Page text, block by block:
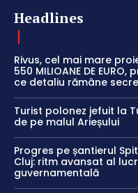
Headlines
Rivus, cel mai mare
550 MILIOANE DE
ce detaliu rămâne
Turist polonez jefuit la
de pe malul Arieșului
Progres pe șantierul
Cluj: ritm avansat al
guvernamentală